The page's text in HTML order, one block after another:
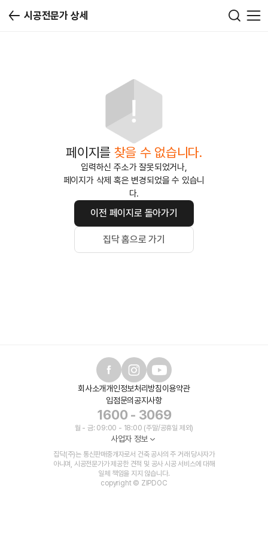
시공전문가 상세
페이지를 찾을 수 없습니다.
입력하신 주소가 잘못되었거나,
페이지가 삭제 혹은 변경되었을 수 있습니
다.
이전 페이지로 돌아가기
집닥 홈으로 가기
회사소개개인정보처리방침이용약관
입점문의 공지사항
1600 - 3069
월 - 금: 09:00 - 18:00 (주말/공휴일 제외)
사업자 정보
집닥(주)는 통신판매중개자로서 건축 공사의 주 거래 당사자가
아니며, 시공전문가가 제공한 견적 및 공사 시공 서비스에 대해
일체 책임을 지지 않습니다.
copyright © ZIPDOC